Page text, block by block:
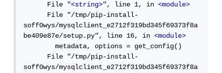
File "<string>", line 1, in <module>
File "/tmp/pip-install-
soff0wys/mysqlclient_e2712f319bd345f69373f8a
be409e87e/setup.py", line 16, in <module>
metadata, options = get_config()
File "/tmp/pip-install-
soff0wys/mysqlclient_e2712f319bd345f69373f8a